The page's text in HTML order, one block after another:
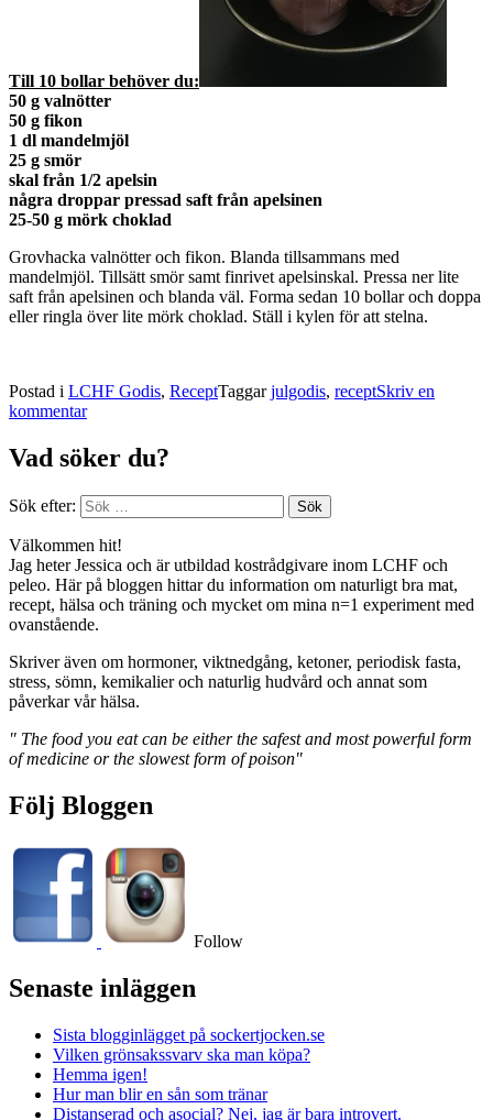
Till 10 bollar behöver du:
50 g valnötter
50 g fikon
1 dl mandelmjöl
25 g smör
skal från 1/2 apelsin
några droppar pressad saft från apelsinen
25-50 g mörk choklad
Grovhacka valnötter och fikon. Blanda tillsammans med
mandelmjöl. Tillsätt smör samt finrivet apelsinskal. Pressa ner lite
saft från apelsinen och blanda väl. Forma sedan 10 bollar och doppa
eller ringla över lite mörk choklad. Ställ i kylen för att stelna.
Postad i LCHF Godis, ReceptTaggarjulgodis, receptSkriv en
kommentar
Vad söker du?
Sök efter:
Välkommen hit!
Jag heter Jessica och är utbildad kostrådgivare inom LCHF och
peleo. Här på bloggen hittar du information om naturligt bra mat,
recept, hälsa och träning och mycket om mina n=1 experiment med
ovanstående.
Skriver även om hormoner, viktnedgång, ketoner, periodisk fasta,
stress, sömn, kemikalier och naturlig hudvård och annat som
påverkar vår hälsa.
" The food you eat can be either the safest and most powerful form
of medicine or the slowest form of poison"
Följ Bloggen
Follow
Senaste inläggen
Sista blogginlägget på sockertjocken.se
Vilken grönsakssvarv ska man köpa?
Hemma igen!
Hur man blir en sån som tränar
Distanserad och asocial? Nej, jag är bara introvert.